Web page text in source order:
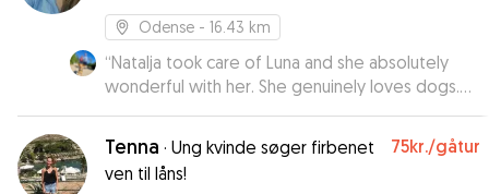
Odense - 16.43 km
“Natalja took care of Luna and she absolutely
wonderful with her. She genuinely loves dogs.
And Luna had a good feeling about her when
she met her the first time. She took Luna for
walks, played with her, and made sure she felt
loved and safe the entire time. I’ll definitely be
Tenna · Ung kvinde søger firbenet
ven til låns!
75kr./gåtur